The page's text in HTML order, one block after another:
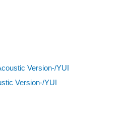
Version-/YUI
Version-/YUI